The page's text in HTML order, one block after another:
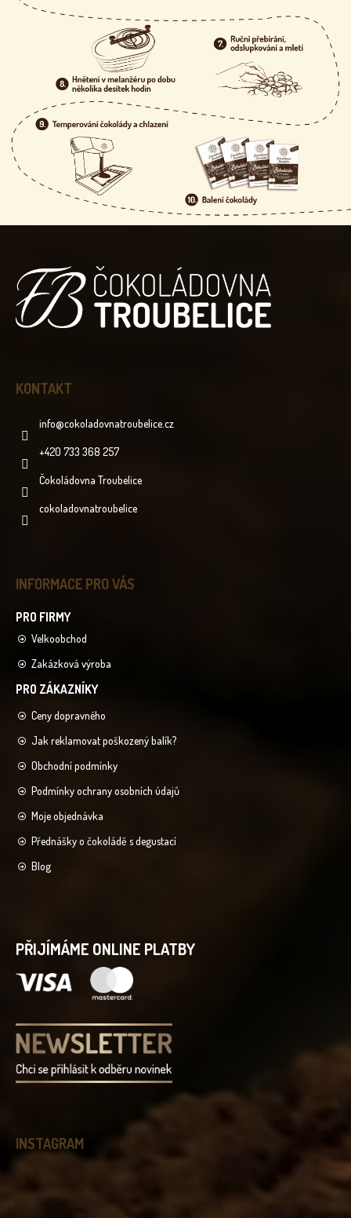
KONTAKT
info@cokoladovnatroubelice.cz
+420 733 368 257
Čokoládovna Troubelice
cokoladovnatroubelice
INFORMACE PRO VÁS
Velkoobchod
Zakázková výroba
Ceny dopravného
Jak reklamovat poškozený balík?
Obchodní podmínky
Podmínky ochrany osobních údajů
Moje objednávka
Přednášky o čokoládě s degustací
Blog
PŘIJÍMÁME ONLINE PLATBY
INSTAGRAM